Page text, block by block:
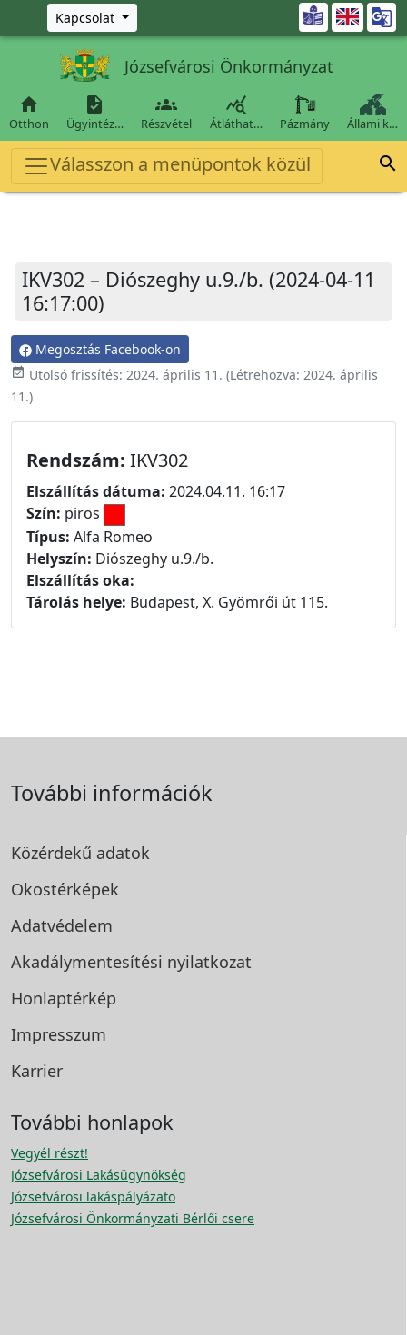
Ugrás a fő tartalomra
Kapcsolat 
Józsefvárosi Önkormányzat

Otthon

Ügyintéz…

Részvétel

Átláthat… Pázmány Állami k…
Válasszon a menüpontok közül 
IKV302 – Diószeghy u.9./b. (2024-04-11
16:17:00)
Megosztás Facebook-on
event_available Utolsó frissítés: 2024. április 11. (Létrehozva: 2024. április
11.)
Rendszám: IKV302
Elszállítás dátuma: 2024.04.11. 16:17
Szín: piros
Típus: Alfa Romeo
Helyszín: Diószeghy u.9./b.
Elszállítás oka:
Tárolás helye: Budapest, X. Gyömrői út 115.
További információk
Közérdekű adatok
Okostérképek
Adatvédelem
Akadálymentesítési nyilatkozat
Honlaptérkép
Impresszum
Karrier
További honlapok
Vegyél részt!
Józsefvárosi Lakásügynökség
Józsefvárosi lakáspályázato
Józsefvárosi Önkormányzati Bérlői csere